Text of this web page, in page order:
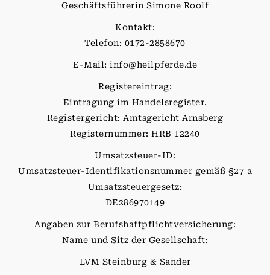
Geschäftsführerin Simone Roolf
Kontakt:
Telefon: 0172-2858670
E-Mail: info@heilpferde.de
Registereintrag:
Eintragung im Handelsregister.
Registergericht: Amtsgericht Arnsberg
Registernummer: HRB 12240
Umsatzsteuer-ID:
Umsatzsteuer-Identifikationsnummer gemäß §27 a
Umsatzsteuergesetz:
DE286970149
Angaben zur Berufshaftpflichtversicherung:
Name und Sitz der Gesellschaft:
LVM Steinburg & Sander